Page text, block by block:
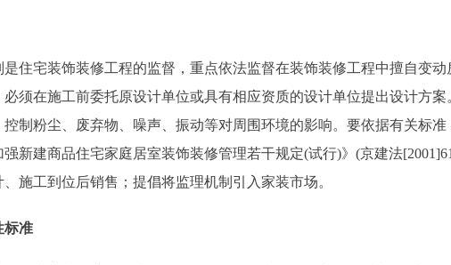
宅装饰装修工程的监督，重点依法监督在装饰装修工程中擅自变动
须在施工前委托原设计单位或具有相应资质的设计单位提出设计方
制粉尘、废弃物、噪声、振动等对周围环境的影响。要依据有关标
新建商品住宅家庭居室装饰装修管理若干规定(试行)》(京建法
施工到位后销售；提倡将监理机制引入家装市场。
标准